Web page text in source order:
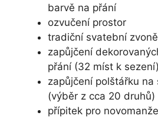
barvě na přání
ozvučení prostor
tradiční svatební
zapůjčení
přání (32 míst k sezení)
zapůjčení polštářku
(výběr z cca 20 druhů)
přípitek pro